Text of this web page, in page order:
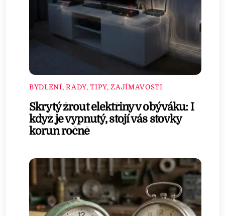
BYDLENÍ,RADY, TIPY, ZAJÍMAVOSTI
Skrytý žrout elektřiny v obýváku: I
když je vypnutý, stojí vás stovky
korun ročně